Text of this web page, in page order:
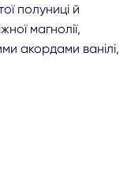
полуниці й
магнолії,
акордами ванілі,